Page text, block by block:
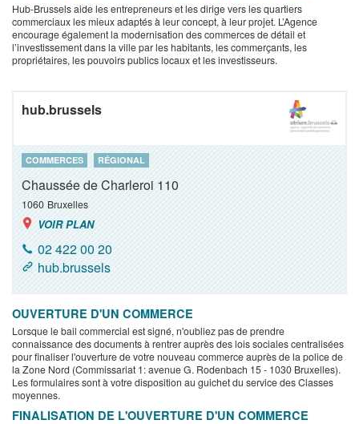
Hub-Brussels aide les entrepreneurs et les dirige vers les quartiers
commerciaux les mieux adaptés à leur concept, à leur projet. L’Agence
encourage également la modernisation des commerces de détail et
l’investissement dans la ville par les habitants, les commerçants, les
propriétaires, les pouvoirs publics locaux et les investisseurs.
hub.brussels
COMMERCES RÉGIONAL
Chaussée de Charleroi 110
1060 Bruxelles
VOIR PLAN
02 422 00 20
hub.brussels
OUVERTURE D'UN COMMERCE
Lorsque le bail commercial est signé, n'oubliez pas de prendre
connaissance des documents à rentrer auprès des lois sociales centralisées
pour finaliser l'ouverture de votre nouveau commerce auprès de la police de
la Zone Nord (Commissariat 1: avenue G. Rodenbach 15 - 1030 Bruxelles).
Les formulaires sont à votre disposition au guichet du service des Classes
moyennes.
FINALISATION DE L'OUVERTURE D'UN COMMERCE